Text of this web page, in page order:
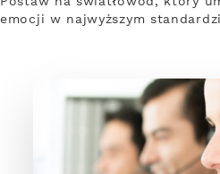
emocji w najwyższym